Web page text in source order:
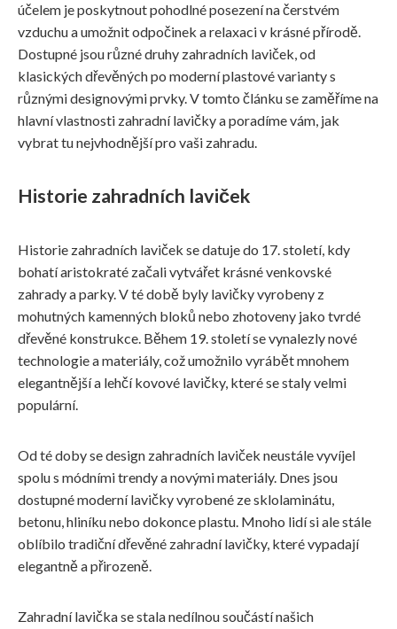
účelem je poskytnout pohodlné posezení na čerstvém
vzduchu a umožnit odpočinek a relaxaci v krásné přírodě.
Dostupné jsou různé druhy zahradních laviček, od
klasických dřevěných po moderní plastové varianty s
různými designovými prvky. V tomto článku se zaměříme na
hlavní vlastnosti zahradní lavičky a poradíme vám, jak
vybrat tu nejvhodnější pro vaši zahradu.
Historie zahradních laviček
Historie zahradních laviček se datuje do 17. století, kdy
bohatí aristokraté začali vytvářet krásné venkovské
zahrady a parky. V té době byly lavičky vyrobeny z
mohutných kamenných bloků nebo zhotoveny jako tvrdé
dřevěné konstrukce. Během 19. století se vynalezly nové
technologie a materiály, což umožnilo vyrábět mnohem
elegantnější a lehčí kovové lavičky, které se staly velmi
populární.
Od té doby se design zahradních laviček neustále vyvíjel
spolu s módními trendy a novými materiály. Dnes jsou
dostupné moderní lavičky vyrobené ze sklolaminátu,
betonu, hliníku nebo dokonce plastu. Mnoho lidí si ale stále
oblíbilo tradiční dřevěné zahradní lavičky, které vypadají
elegantně a přirozeně.
Zahradní lavička se stala nedílnou součástí našich